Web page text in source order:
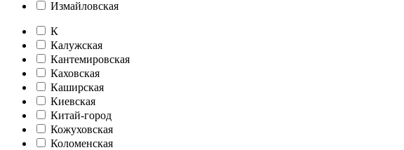
Измайловская
К
Калужская
Кантемировская
Каховская
Каширская
Киевская
Китай-город
Кожуховская
Коломенская